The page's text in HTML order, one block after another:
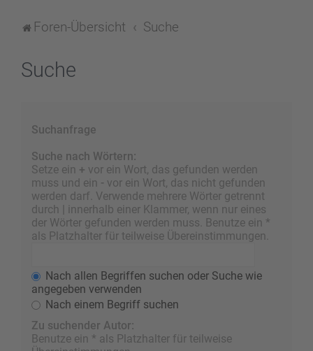
Foren-Übersicht Suche
Suche
Suchanfrage
Suche nach Wörtern:
Setze ein + vor ein Wort, das gefunden werden
muss und ein - vor ein Wort, das nicht gefunden
werden darf. Verwende mehrere Wörter getrennt
durch
innerhalb einer Klammer, wenn nur eines
der Wörter gefunden werden muss. Benutze ein *
als Platzhalter für teilweise Übereinstimmungen.
Nach allen Begriffen suchen oder Suche wie
angegeben verwenden
Nach einem Begriff suchen
Zu suchender Autor:
Benutze ein * als Platzhalter für teilweise